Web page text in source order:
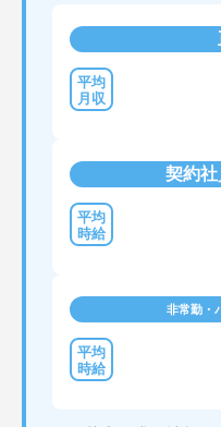
契約
非常勤・